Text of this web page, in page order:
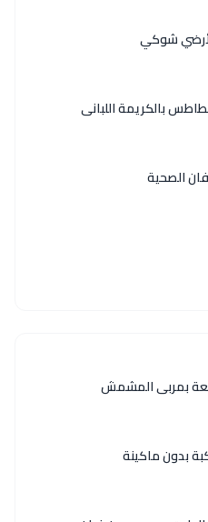
شوكي
بالكريمة اللبانى
الصحية
بمربى المشمش
بدون ماكينة